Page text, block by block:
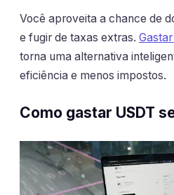
Você aproveita a chance de
e fugir de taxas extras.
torna uma alternativa
eficiência e menos impostos.
Como gastar USDT